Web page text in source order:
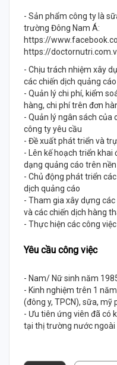
- Sản phẩm công ty là
trường Đông Nam Á:
https://
https://
- Chịu trách nhiệm xây
các chiến dịch quảng
- Quản lý chi phí, kiểm
hàng, chi phí trên đơn
- Quản lý ngân sách của
công ty yêu cầu
- Đề xuất phát triển và
- Lên kế hoạch triển
dạng quảng cáo trên
- Chủ động phát triển
dịch quảng cáo
- Tham gia xây dựng
và các chiến dịch hàng
- Thực hiện các công
Yêu cầu công việc
- Nam/ Nữ sinh năm
- Kinh nghiệm trên 1
(đông y, TPCN), sữa, mỹ
- Ưu tiên ứng viên đã có
tại thị trường nước ngoài